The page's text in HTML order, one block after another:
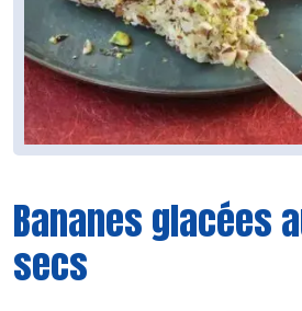
Bananes glacées
secs